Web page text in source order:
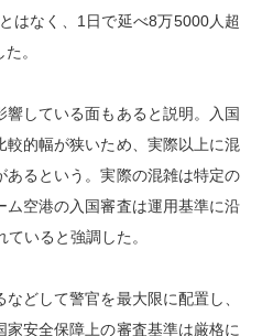
はなく、1日で延べ8万5000人超
。
している面もあると説明。入国
的幅が狭いため、実際以上に混
るという。実際の混雑は特定の
空港の入国審査は運用基準に沿
いると強調した。
どして警官を最大限に配置し、
安全保障上の審査基準は厳格に